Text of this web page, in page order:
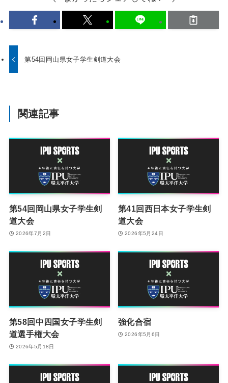
第54回岡山県女子学生剣道大会
関連記事
第54回岡山県女子学生剣
道大会
2026年7月2日
第41回西日本女子学生剣
道大会
2026年5月24日
第58回中四国女子学生剣
道選手権大会
2026年5月18日
強化合宿
2026年5月6日